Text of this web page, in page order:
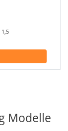
1,5
Modelle